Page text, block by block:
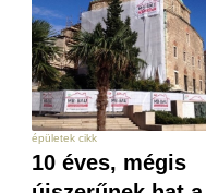
épületek cikk
10 éves, mégis